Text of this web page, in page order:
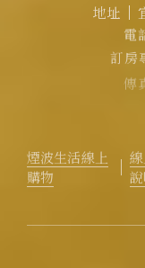
地址
電
訂房
傳
煙波生活線上
購物